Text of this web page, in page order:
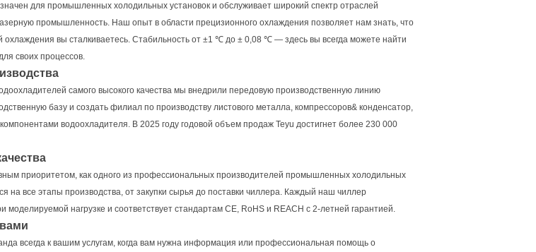
для промышленных холодильных установок и обслуживает широкий спектр отраслей
промышленность. Наш опыт в области прецизионного охлаждения позволяет нам знать, что
охлаждения вы сталкиваетесь. Стабильность от ±1 ℃ до ± 0,08 ℃ — здесь вы всегда можете найти
своих процессов.
самого высокого качества мы внедрили передовую производственную линию
базу и создать филиал по производству листового металла, компрессоров& конденсатор,
водоохладителя. В 2025 году годовой объем продаж Teyu достигнет более 230 000
приоритетом, как одного из профессиональных производителей промышленных холодильных
на все этапы производства, от закупки сырья до поставки чиллера. Каждый наш чиллер
моделируемой нагрузке и соответствует стандартам CE, RoHS и REACH с 2-летней гарантией.
всегда к вашим услугам, когда вам нужна информация или профессиональная помощь о